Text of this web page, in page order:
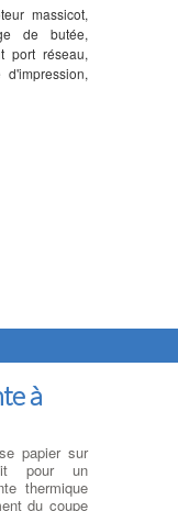
massicot,
de butée,
port réseau,
à
papier sur
pour un
thermique
du coupe